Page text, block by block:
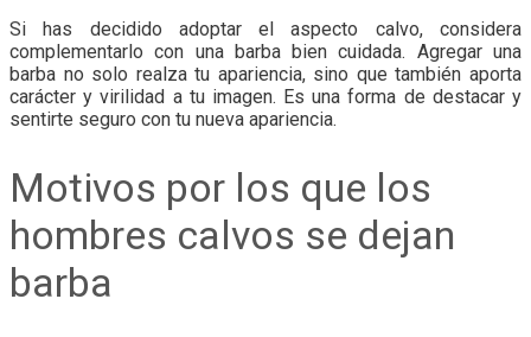
Si has decidido adoptar el aspecto calvo, considera
complementarlo con una barba bien cuidada. Agregar una
barba no solo realza tu apariencia, sino que también aporta
carácter y virilidad a tu imagen. Es una forma de destacar y
sentirte seguro con tu nueva apariencia.
Motivos por los que los
hombres calvos se dejan
barba